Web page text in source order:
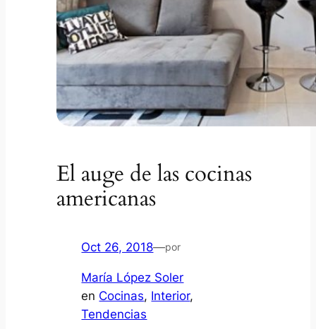
El auge de las cocinas
americanas
Oct 26, 2018—por
María López Soler
en Cocinas, Interior
Tendencias